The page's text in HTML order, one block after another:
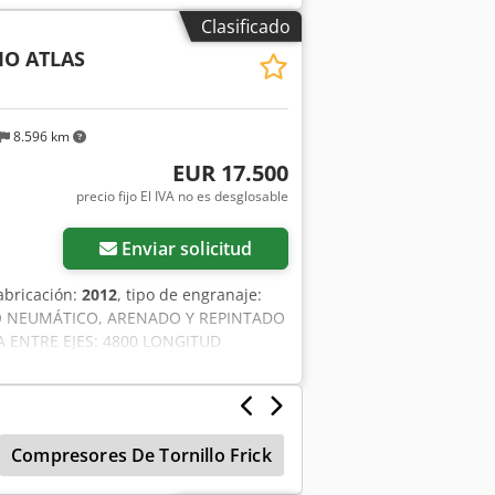
SIN GARANTÍA, sujetos a
Clasificado
8.596 km
ATLAS
EUR 17.500
precio fijo El IVA no es desglosable
Enviar solicitud
2012, tipo de engranaje:
ARENADO Y REPINTADO
EJES: 4800 LONGITUD
20000 kg a plena carga TIPO
sí CAPACIDAD DE CARGA ÚTIL
FRENOS: de disco NEUMÁTICOS:
nuevas - bloqueo de pinzas con
que funcionan por separado)
30% delantero, 40% trasero
Compresores De Tornillo Frick